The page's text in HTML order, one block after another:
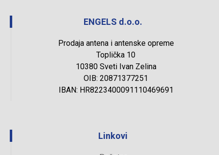
ENGELS d.o.o.
Prodaja antena i antenske opreme
Toplička 10
10380 Sveti Ivan Zelina
OIB: 20871377251
IBAN: HR8223400091110469691
Linkovi